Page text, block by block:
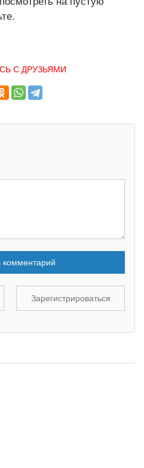
С ДРУЗЬЯМИ
комментарий
Зарегистрироваться